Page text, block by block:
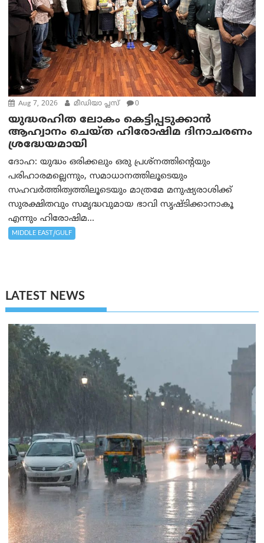
Aug 7, 2026 മീഡിയാ പ്ലസ് 0
യുദ്ധരഹിത ലോകം കെട്ടിപ്പടുക്കാന്‍
ആഹ്വാനം ചെയ്ത ഹിരോഷിമ ദിനാചരണം
ശ്രദ്ധേയമായി
ദോഹ: യുദ്ധം ഒരിക്കലും ഒരു പ്രശ്‌നത്തിന്റെയും
പരിഹാരമല്ലെന്നും, സമാധാനത്തിലൂടെയും
സഹവര്‍ത്തിത്വത്തിലൂടെയും മാത്രമേ മനുഷ്യരാശിക്ക്
സുരക്ഷിതവും സമൃദ്ധവുമായ ഭാവി സൃഷ്ടിക്കാനാകൂ
എന്നും ഹിരോഷിമ...
MIDDLE EAST/GULF
LATEST NEWS